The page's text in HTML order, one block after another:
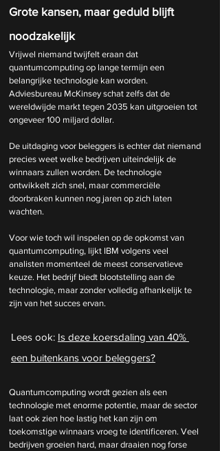
Grote kansen, maar geduld blijft
noodzakelijk
Vrijwel niemand twijfelt eraan dat
quantumcomputing op lange termijn een
belangrijke technologie kan worden.
Adviesbureau McKinsey schat zelfs dat de
wereldwijde markt tegen 2035 kan uitgroeien tot
ongeveer 100 miljard dollar.
De uitdaging voor beleggers is echter dat niemand
precies weet welke bedrijven uiteindelijk de
winnaars zullen worden. De technologie
ontwikkelt zich snel, maar commerciële
doorbraken kunnen nog jaren op zich laten
wachten.
Voor wie toch wil inspelen op de opkomst van
quantumcomputing, lijkt IBM volgens veel
analisten momenteel de meest conservatieve
keuze. Het bedrijf biedt blootstelling aan de
technologie, maar zonder volledig afhankelijk te
zijn van het succes ervan.
Lees ook: Is deze koersdaling van 40%
een buitenkans voor beleggers?
Quantumcomputing wordt gezien als een
technologie met enorme potentie, maar de sector
laat ook zien hoe lastig het kan zijn om
toekomstige winnaars vroeg te identificeren. Veel
bedrijven groeien hard, maar draaien nog forse